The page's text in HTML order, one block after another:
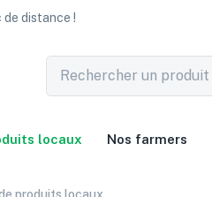
distance !
locaux Nos farmers